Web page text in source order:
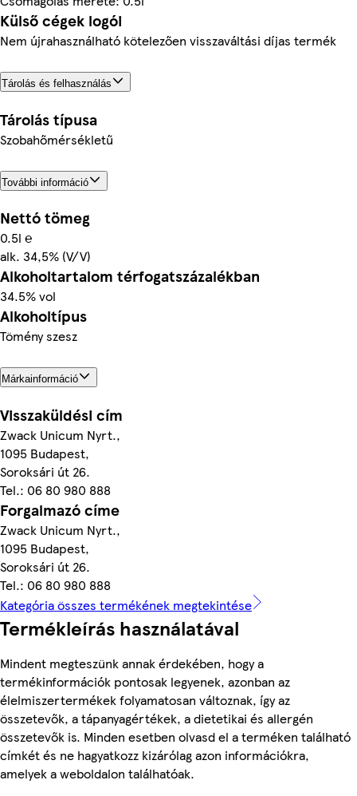
Külső cégek logói
Nem újrahasználható kötelezően visszaváltási díjas termék
Tárolás és felhasználás
Tárolás típusa
Szobahőmérsékletű
További információ
Nettó tömeg
0.5l ℮
alk. 34,5% (V/V)
Alkoholtartalom térfogatszázalékban
34.5% vol
Alkoholtípus
Tömény szesz
Márkainformáció
Visszaküldési cím
Zwack Unicum Nyrt.,
1095 Budapest,
Soroksári út 26.
Tel.: 06 80 980 888
Forgalmazó címe
Zwack Unicum Nyrt.,
1095 Budapest,
Soroksári út 26.
Tel.: 06 80 980 888
Kategória összes termékének megtekintése
Termékleírás használatával
Mindent megteszünk annak érdekében, hogy a
termékinformációk pontosak legyenek, azonban az
élelmiszertermékek folyamatosan változnak, így az
összetevők, a tápanyagértékek, a dietetikai és allergén
összetevők is. Minden esetben olvasd el a terméken található
címkét és ne hagyatkozz kizárólag azon információkra,
amelyek a weboldalon találhatóak.